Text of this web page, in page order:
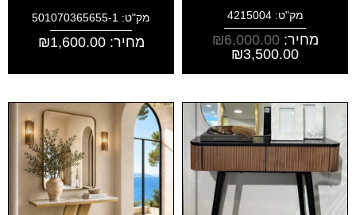
מק"ט: 4215004
מחיר: ₪6,000.00
₪3,500.00
מק"ט: 501070365655-1
מחיר: ₪1,600.00